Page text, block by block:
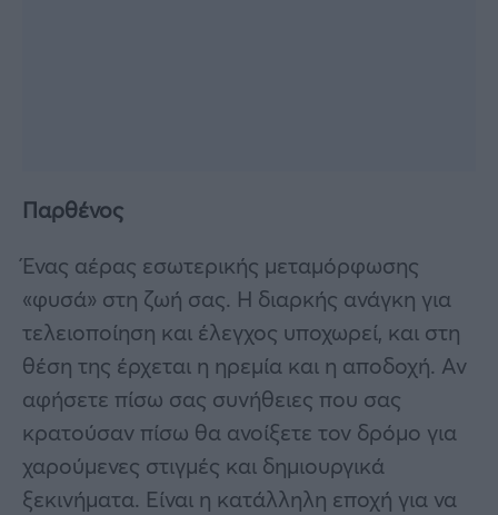
Παρθένος
Ένας αέρας εσωτερικής μεταμόρφωσης
«φυσά» στη ζωή σας. Η διαρκής ανάγκη για
τελειοποίηση και έλεγχος υποχωρεί, και στη
θέση της έρχεται η ηρεμία και η αποδοχή. Αν
αφήσετε πίσω σας συνήθειες που σας
κρατούσαν πίσω θα ανοίξετε τον δρόμο για
χαρούμενες στιγμές και δημιουργικά
ξεκινήματα. Είναι η κατάλληλη εποχή για να